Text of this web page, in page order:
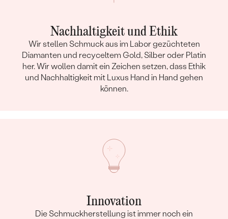
Nachhaltigkeit und Ethik
Wir stellen Schmuck aus im Labor gezüchteten
Diamanten und recyceltem Gold, Silber oder Platin
her. Wir wollen damit ein Zeichen setzen, dass Ethik
und Nachhaltigkeit mit Luxus Hand in Hand gehen
können.
Innovation
Die Schmuckherstellung ist immer noch ein